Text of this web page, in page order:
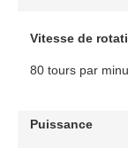
Vitesse de
80 tours par
Puissance